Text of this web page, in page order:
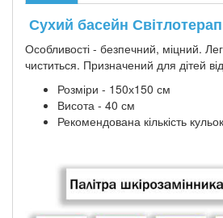
Сухий басейн
Особливості - безпечний, міцний.
чиститься. Призначений для дітей
Розміри - 150х150 см
Висота - 40 см
Рекомендована кількість